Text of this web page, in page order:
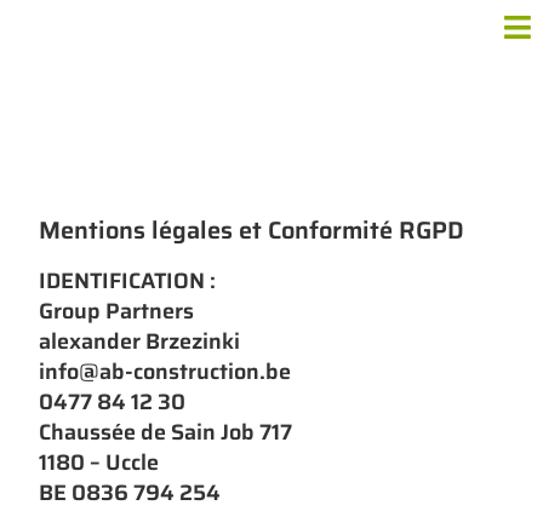
Mentions légales et Conformité RGPD
IDENTIFICATION :
Group Partners
alexander Brzezinki
info@ab-construction.be
0477 84 12 30
Chaussée de Sain Job 717
1180 – Uccle
BE 0836 794 254